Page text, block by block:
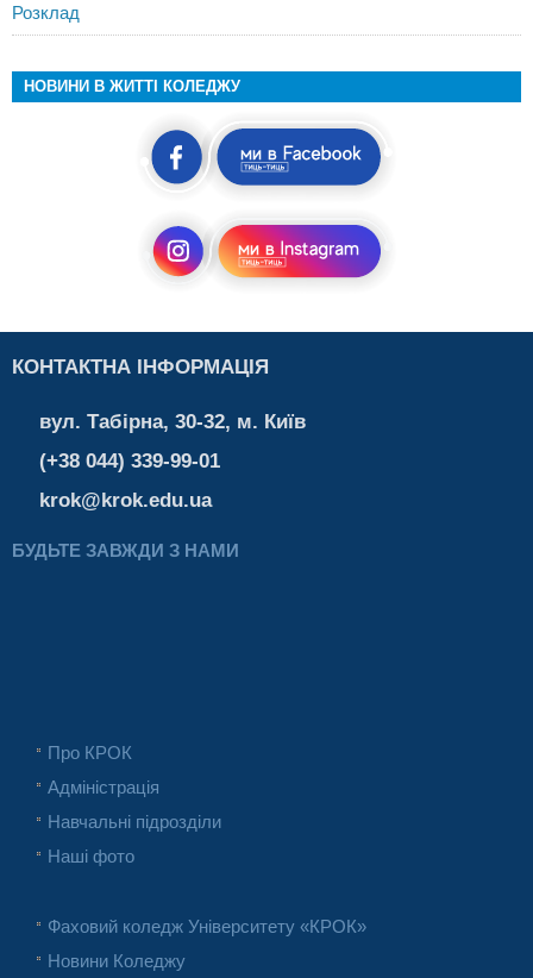
Розклад
НОВИНИ В ЖИТТІ КОЛЕДЖУ
КОНТАКТНА ІНФОРМАЦІЯ
вул. Табірна, 30-32, м. Київ
(+38 044) 339-99-01
krok@krok.edu.ua
БУДЬТЕ ЗАВЖДИ З НАМИ
Про КРОК
Адміністрація
Навчальні підрозділи
Наші фото
Фаховий коледж Університету «КРОК»
Новини Коледжу